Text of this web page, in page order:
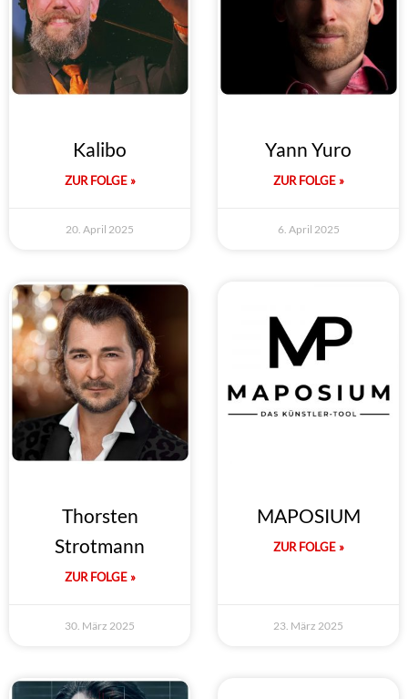
Kalibo
ZUR FOLGE »
20. April 2025
Yann Yuro
ZUR FOLGE »
6. April 2025
Thorsten
Strotmann
ZUR FOLGE »
30. März 2025
MAPOSIUM
ZUR FOLGE »
23. März 2025